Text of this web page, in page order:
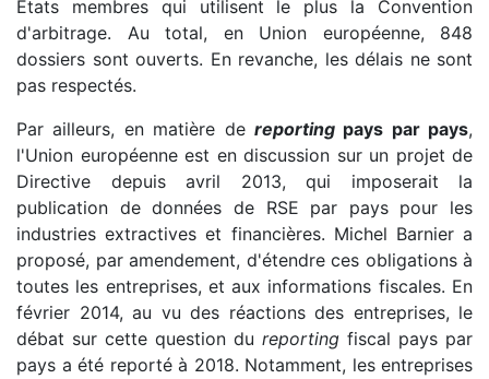
Etats membres qui utilisent le plus la Convention
d'arbitrage. Au total, en Union européenne, 848
dossiers sont ouverts. En revanche, les délais ne sont
pas respectés.
Par ailleurs, en matière de reportingpays par pays,
l'Union européenne est en discussion sur un projet de
Directive depuis avril 2013, qui imposerait la
publication de données de RSE par pays pour les
industries extractives et financières. Michel Barnier a
proposé, par amendement, d'étendre ces obligations à
toutes les entreprises, et aux informations fiscales. En
février 2014, au vu des réactions des entreprises, le
débat sur cette question du reporting fiscal pays par
pays a été reporté à 2018. Notamment, les entreprises